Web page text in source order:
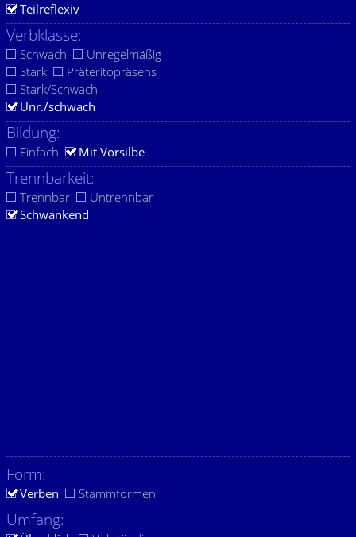
Teilreflexiv
Verbklasse:
Schwach
Unregelmäßig
Stark
Präteritopräsens
Stark/Schwach
Unr./schwach
Bildung:
Einfach Mit Vorsilbe
Trennbarkeit:
Trennbar
Untrennbar
Schwankend
Form:
Verben Stammformen
Umfang: